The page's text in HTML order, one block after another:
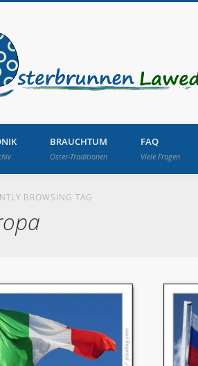
BRAUCHTUM
Oster-Traditionen
FAQ
Viele Fragen
BROWSING TAG